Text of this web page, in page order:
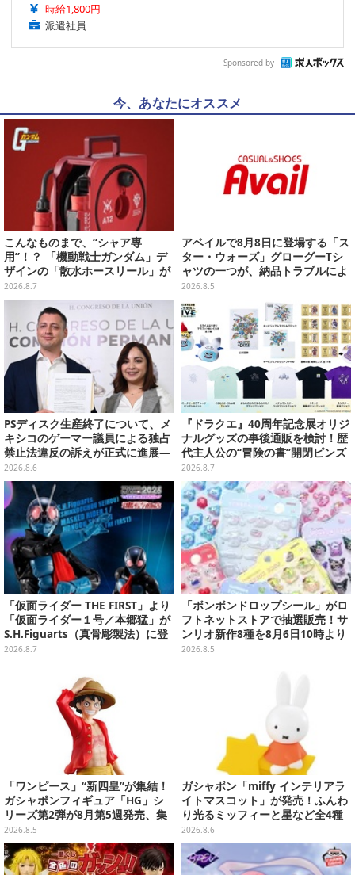
時給1,800円
派遣社員
Sponsored by
今、あなたにオススメ
こんなものまで、“シャア専
用”！？ 「機動戦士ガンダム」デ
ザインの「散水ホースリール」が
予約開始ーあえて存在感を放つ赤
さ
2026.8.7
アベイルで8月8日に登場する「ス
ター・ウォーズ」グローグーTシ
ャツの一つが、納品トラブルによ
り販売日変更へ
2026.8.5
PSディスク生産終了について、メ
キシコのゲーマー議員による独占
禁止法違反の訴えが正式に進展―
「テクノロジーは自由を拡大する
ために役立つべき」
2026.8.6
『ドラクエ』40周年記念展オリジ
ナルグッズの事後通販を検討！歴
代主人公の“冒険の書”開閉ピンズ
をはじめ、ユニークなＴシャツや
雑貨など
2026.8.7
「仮面ライダー THE FIRST」より
「仮面ライダー１号／本郷猛」が
S.H.Figuarts（真骨彫製法）に登
場！8月18日より予約受付開始
2026.8.7
「ボンボンドロップシール」がロ
フトネットストアで抽選販売！サ
ンリオ新作8種を8月6日10時より
受付開始
2026.8.5
「ワンピース」“新四皇”が集結！
ガシャポンフィギュア「HG」シ
リーズ第2弾が8月第5週発売、集
めて並べたくなるクオリティ
2026.8.5
ガシャポン「miffy インテリアラ
イトマスコット」が発売！ふんわ
り光るミッフィーと星など全4種
ラインナップ
2026.8.6